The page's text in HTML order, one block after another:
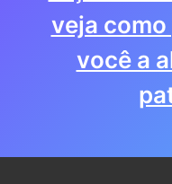
veja
você a